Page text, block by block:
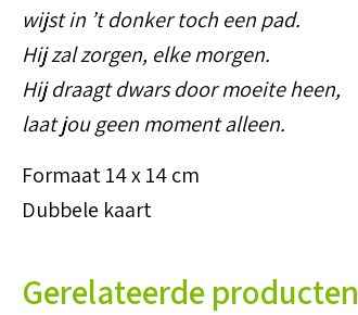
wijst in ’t donker toch een pad.
Hij zal zorgen, elke morgen.
Hij draagt dwars door moeite heen,
laat jou geen moment alleen.
Formaat 14 x 14 cm
Dubbele kaart
Gerelateerde producten